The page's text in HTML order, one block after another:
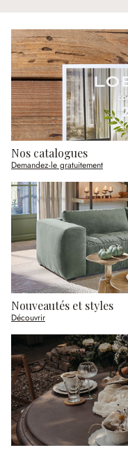
Nos catalogues
Demandez-le gratuitement
Nouveautés et styles
Découvrir